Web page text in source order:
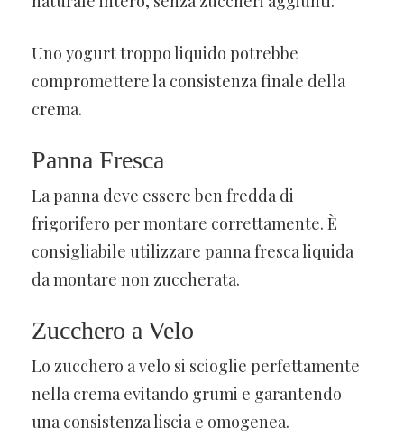
Uno yogurt troppo liquido potrebbe
compromettere la consistenza finale della
crema.
Panna Fresca
La panna deve essere ben fredda di
frigorifero per montare correttamente. È
consigliabile utilizzare panna fresca liquida
da montare non zuccherata.
Zucchero a Velo
Lo zucchero a velo si scioglie perfettamente
nella crema evitando grumi e garantendo
una consistenza liscia e omogenea.